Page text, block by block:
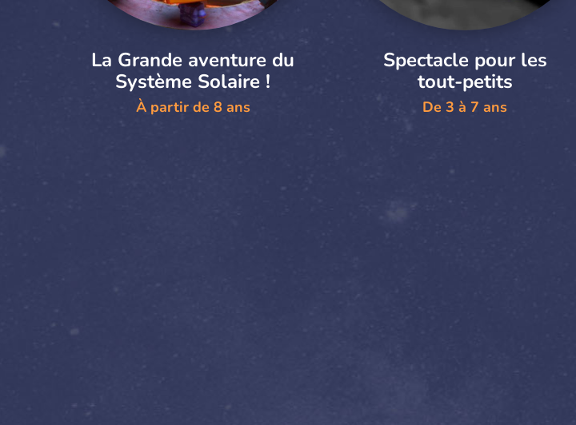
La Grande aventure du
Système Solaire !
À partir de 8 ans
Spectacle pour les
tout-petits
De 3 à 7 ans